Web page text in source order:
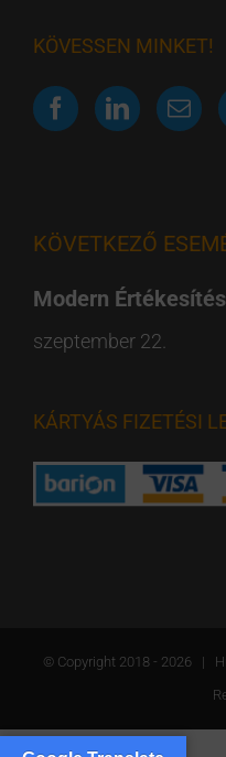
KÖVESSEN MINKET!
KÖVETKEZŐ
Modern
szeptember 22.
KÁRTYÁS FIZETÉSI
© Copyright 2018 - 2026 |